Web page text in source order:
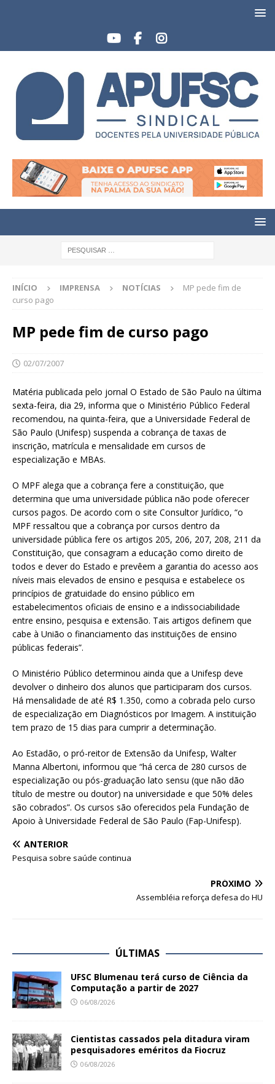
INÍCIO IMPRENSA NOTÍCIAS
MP pede fim de
curso pago
MP pede fim de curso pago
02/07/2007
Matéria publicada pelo jornal O Estado de São Paulo na última
sexta-feira, dia 29, informa que o Ministério Público Federal
recomendou, na quinta-feira, que a Universidade Federal de
São Paulo (Unifesp) suspenda a cobrança de taxas de
inscrição, matrícula e mensalidade em cursos de
especialização e MBAs.
O MPF alega que a cobrança fere a constituição, que
determina que uma universidade pública não pode oferecer
cursos pagos. De acordo com o site Consultor Jurídico, “o
MPF ressaltou que a cobrança por cursos dentro da
universidade pública fere os artigos 205, 206, 207, 208, 211 da
Constituição, que consagram a educação como direito de
todos e dever do Estado e prevêem a garantia do acesso aos
níveis mais elevados de ensino e pesquisa e estabelece os
princípios de gratuidade do ensino público em
estabelecimentos oficiais de ensino e a indissociabilidade
entre ensino, pesquisa e extensão. Tais artigos definem que
cabe à União o financiamento das instituições de ensino
públicas federais”.
O Ministério Público determinou ainda que a Unifesp deve
devolver o dinheiro dos alunos que participaram dos cursos.
Há mensalidade de até R$ 1.350, como a cobrada pelo curso
de especialização em Diagnósticos por Imagem. A instituição
tem prazo de 15 dias para cumprir a determinação.
Ao Estadão, o pró-reitor de Extensão da Unifesp, Walter
Manna Albertoni, informou que “há cerca de 280 cursos de
especialização ou pós-graduação lato sensu (que não dão
título de mestre ou doutor) na universidade e que 50% deles
são cobrados”. Os cursos são oferecidos pela Fundação de
Apoio à Universidade Federal de São Paulo (Fap-Unifesp).
ANTERIOR
Pesquisa sobre saúde continua
PRÓXIMO
Assembléia reforça defesa do HU
ÚLTIMAS
UFSC Blumenau terá curso de Ciência da
Computação a partir de 2027
06/08/2026
Cientistas cassados pela ditadura viram
pesquisadores eméritos da Fiocruz
06/08/2026